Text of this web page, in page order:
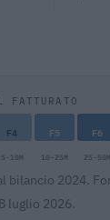
FATTURATO
F4 F5 F6
5-10M 10-25M 25-50M
bilancio 2024.
luglio 2026.